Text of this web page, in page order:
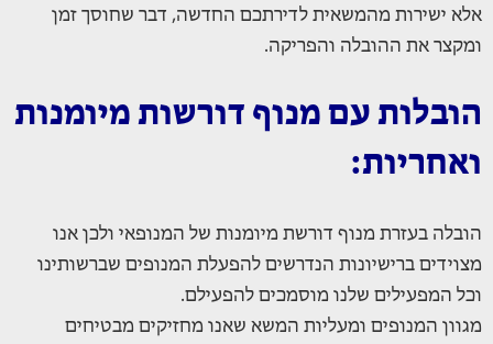
אלא ישירות מהמשאית לדירתכם החדשה, דבר שחוסך זמן
ומקצר את ההובלה והפריקה.
הובלות עם מנוף דורשות מיומנות
ואחריות:
הובלה בעזרת מנוף דורשת מיומנות של המנופאי ולכן אנו
מצוידים ברישיונות הנדרשים להפעלת המנופים שברשותינו
וכל המפעילים שלנו מוסמכים להפעילם.
מגוון המנופים ומעליות המשא שאנו מחזיקים מבטיחים